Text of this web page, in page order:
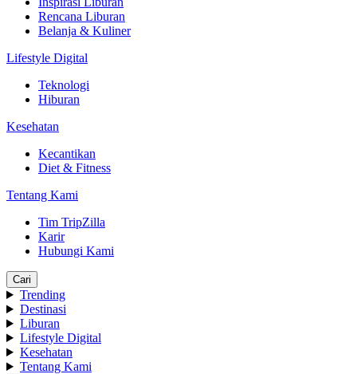
Rencana Liburan
Belanja & Kuliner
Lifestyle Digital
Teknologi
Hiburan
Kesehatan
Kecantikan
Diet & Fitness
Tentang Kami
Tim TripZilla
Karir
Hubungi Kami
Cari
Trending
Destinasi
Liburan
Lifestyle Digital
Kesehatan
Tentang Kami